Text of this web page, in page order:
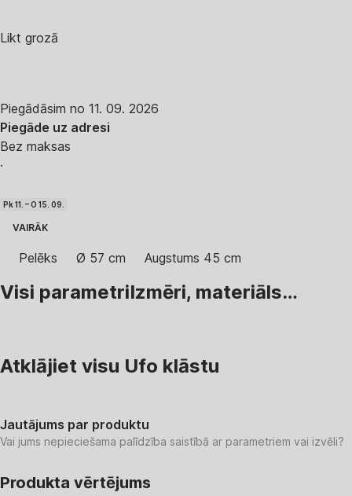
Likt grozā
Piegādāsim no 11. 09. 2026
Piegāde uz adresi
Bez maksas
·
Pk 11. – O 15. 09.
VAIRĀK
Pelēks Ø 57 cm Augstums 45 cm
Visi parametriIzmēri, materiāls…
Atklājiet visu Ufo klāstu
Jautājums par produktu
Vai jums nepieciešama palīdzība saistībā ar parametriem vai izvēli?
Produkta vērtējums